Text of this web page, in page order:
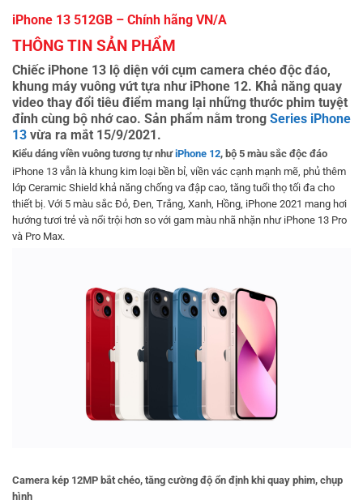
iPhone 13 512GB – Chính hãng VN/A
THÔNG TIN SẢN PHẨM
Chiếc iPhone 13 lộ diện với cụm camera chéo độc đáo,
khung máy vuông vứt tựa như iPhone 12. Khả năng quay
video thay đổi tiêu điểm mang lại những thước phim tuyệt
đỉnh cùng bộ nhớ cao. Sản phẩm nằm trong Series iPhone
13 vừa ra mắt 15/9/2021.
Kiểu dáng viền vuông tương tự nhưiPhone 12, bộ 5 màu sắc độc đáo
iPhone 13 vẫn là khung kim loại bền bỉ, viền vác cạnh mạnh mẽ, phủ thêm
lớp Ceramic Shield khả năng chống va đập cao, tăng tuổi thọ tối đa cho
thiết bị. Với 5 màu sắc Đỏ, Đen, Trắng, Xanh, Hồng, iPhone 2021 mang hơi
hướng tươi trẻ và nổi trội hơn so với gam màu nhã nhặn như iPhone 13 Pro
và Pro Max.
Camera kép 12MP bắt chéo, tăng cường độ ổn định khi quay phim, chụp
hình